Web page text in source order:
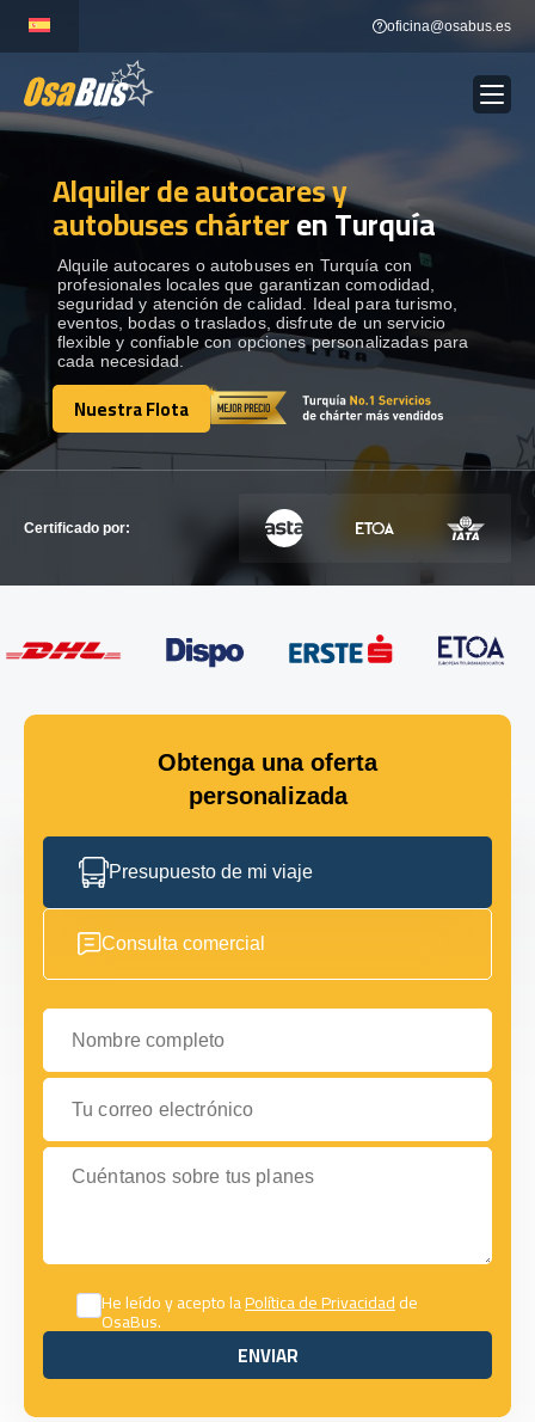
content
oficina@osabus.es
ALQUILER DE AUTOCARES
DESTINOS Show dropdown
RECORRIDAS Show dropdown
FLOTA
Alquiler de autocares y
autobuses chárteren Turquía
Alquile autocares o autobuses en Turquía con
profesionales locales que garantizan comodidad,
seguridad y atención de calidad. Ideal para turismo,
eventos, bodas o traslados, disfrute de un servicio
flexible y confiable con opciones personalizadas para
cada necesidad.
Nuestra Flota
Nuestra Flota
Certificado por:
Obtenga una oferta
personalizada
Presupuesto de mi viaje
Consulta comercial
Nombre completo
Tu correo electrónico
Cuéntanos sobre tus planes
He leído y acepto laPolítica de Privacidadde
OsaBus.
ENVIAR
ENVIAR